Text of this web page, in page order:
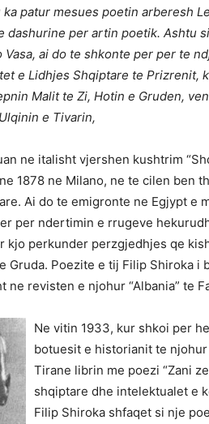
ka patur mesues poetin arberesh
dashurine per artin poetik. Ashtu
ai do te shkonte per per te
e Lidhjes Shqiptare te Prizrenit,
Malit te Zi, Hotin e Gruden,
e Tivarin,
ne italisht vjershen kushtrim
1878 ne Milano, ne te cilen ben
Ai do te emigronte ne Egjypt e
per ndertimin e rrugeve
kjo perkunder perzgjedhjes qe
Gruda. Poezite e tij Filip Shiroka
ne revisten e njohur “Albania” te
Ne vitin 1933, kur shkoi per
botuesit e historianit te
Tirane librin me poezi “Zani
shqiptare dhe intelektualet e
Filip Shiroka shfaqet si nje